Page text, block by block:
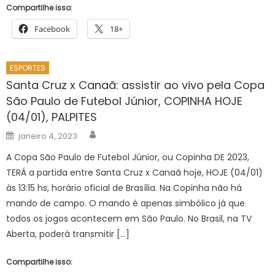
Compartilhe isso:
Facebook 18+
ESPORTES
Santa Cruz x Canaã: assistir ao vivo pela Copa
São Paulo de Futebol Júnior, COPINHA HOJE
(04/01), PALPITES
Posted
on
janeiro 4, 2023
A Copa São Paulo de Futebol Júnior, ou Copinha DE 2023,
TERÁ a partida entre Santa Cruz x Canaã hoje, HOJE (04/01)
às 13:15 hs, horário oficial de Brasília. Na Copinha não há
mando de campo. O mando é apenas simbólico já que
todos os jogos acontecem em São Paulo. No Brasil, na TV
Aberta, poderá transmitir […]
Compartilhe isso: